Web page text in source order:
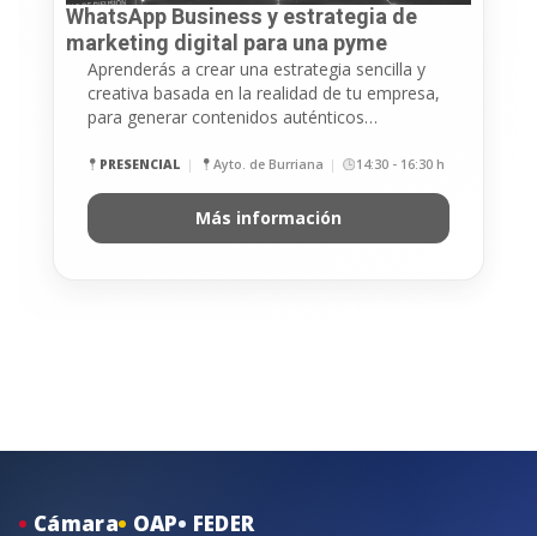
WhatsApp Business y estrategia de
marketing digital para una pyme
Aprenderás a crear una estrategia sencilla y
creativa basada en la realidad de tu empresa,
para generar contenidos auténticos…
PRESENCIAL Ayto. de Burriana 14:30 - 16:30 h
Más información
Cámara OAP FEDER